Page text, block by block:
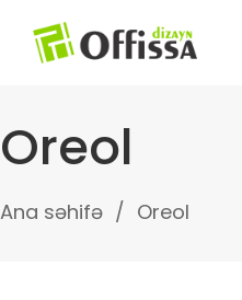
Oreol
Ana səhifə Oreol